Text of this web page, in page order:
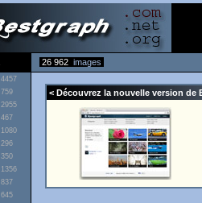
26 962 images
4457
759
2955
467
1080
296
350
1356
837
645
< Découvrez la nouvelle version de